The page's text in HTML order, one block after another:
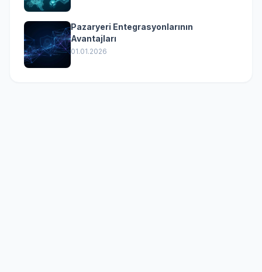
Pazaryeri Entegrasyonlarının
Avantajları
01.01.2026